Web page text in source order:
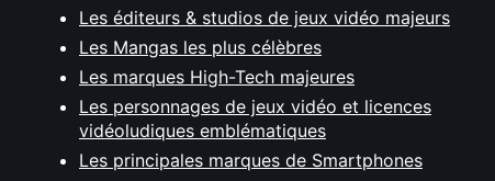
Les éditeurs & studios de jeux vidéo majeurs
Les Mangas les plus célèbres
Les marques High-Tech majeures
Les personnages de jeux vidéo et licences
vidéoludiques emblématiques
Les principales marques de Smartphones